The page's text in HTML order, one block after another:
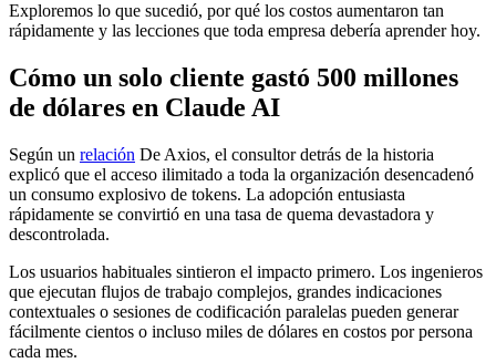
Exploremos lo que sucedió, por qué los costos aumentaron tan
rápidamente y las lecciones que toda empresa debería aprender hoy.
Cómo un solo cliente gastó 500 millones
de dólares en Claude AI
Según un relación De Axios, el consultor detrás de la historia
explicó que el acceso ilimitado a toda la organización desencadenó
un consumo explosivo de tokens. La adopción entusiasta
rápidamente se convirtió en una tasa de quema devastadora y
descontrolada.
Los usuarios habituales sintieron el impacto primero. Los ingenieros
que ejecutan flujos de trabajo complejos, grandes indicaciones
contextuales o sesiones de codificación paralelas pueden generar
fácilmente cientos o incluso miles de dólares en costos por persona
cada mes.